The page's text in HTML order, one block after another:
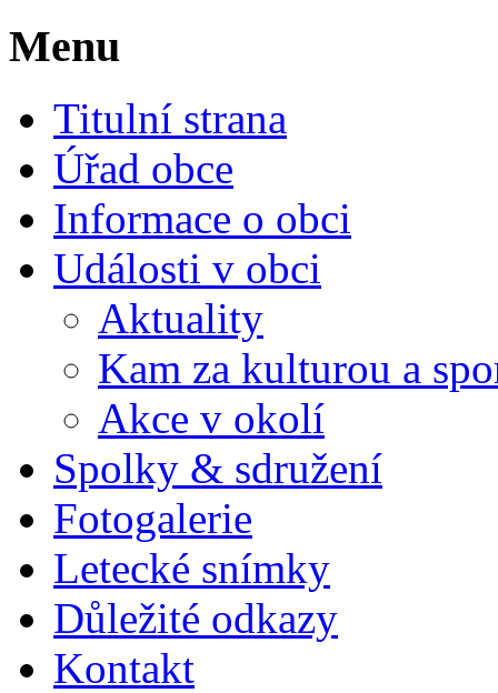
Menu
Titulní strana
Úřad obce
Informace o obci
Události v obci
Aktuality
Kam za kulturou a
Akce v okolí
Spolky & sdružení
Fotogalerie
Letecké snímky
Důležité odkazy
Kontakt